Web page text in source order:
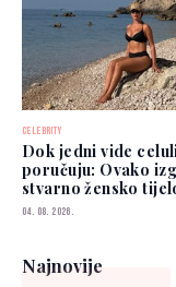
CELEBRITY
Dok jedni vide
poručuju: Ovako
stvarno žensko
04. 08. 2026.
Najnovije